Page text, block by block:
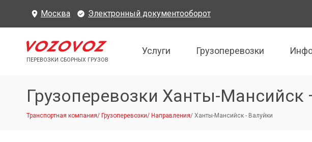
Москва Электронный документооборот
ПЕРЕВОЗКИ СБОРНЫХ ГРУЗОВ
Услуги Грузоперевозки
Грузоперевозки Ханты-Мансийск
Транспортная компания/ Грузоперевозки/ Направления/ Ханты-Мансийск - Валуйки